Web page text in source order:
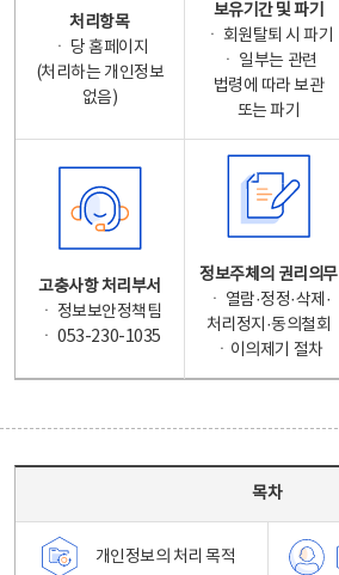
처리항목
ㆍ 당 홈페이지
(처리하는 개인정보
없음)
보유기간 및 파기
ㆍ 회원탈퇴 시 파기
ㆍ 일부는 관련
법령에 따라 보관
또는 파기
고충사항 처리부서
ㆍ 정보보안정책팀
ㆍ 053-230-1035
정보주체의 권리의무
ㆍ 열람·정정·삭제·
처리정지·동의철회
ㆍ이의제기 절차
목차
개인정보의 처리 목적